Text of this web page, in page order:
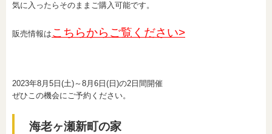
気に入ったらそのままご購入可能です。
販売情報は こちらからご覧ください>
2023年8月5日(土)～8月6日(日)の2日間開催
ぜひこの機会にご予約ください。
海老ヶ瀬新町の家